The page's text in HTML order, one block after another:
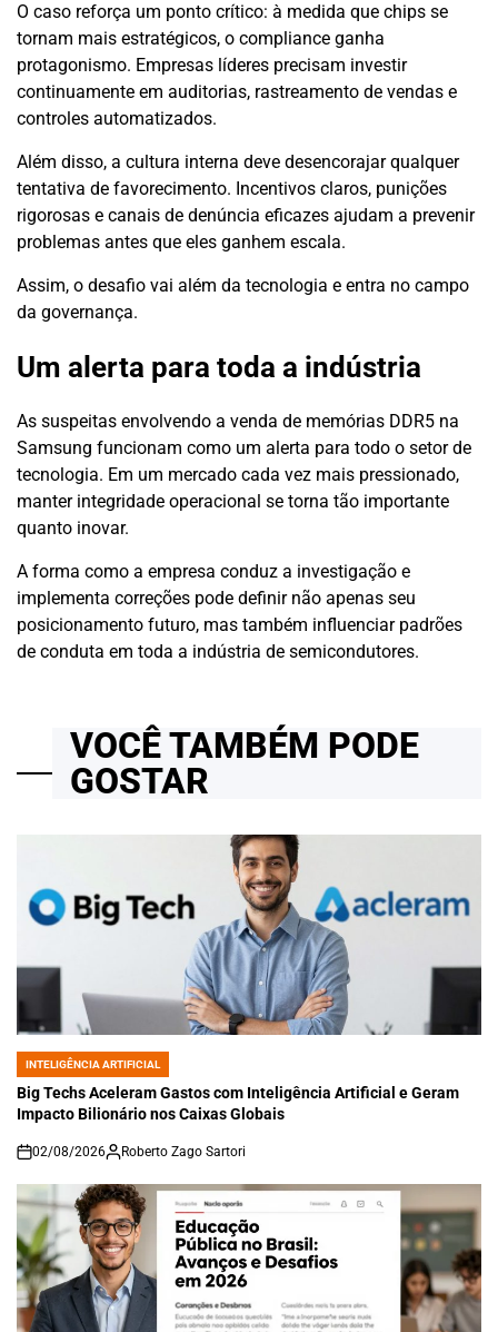
O caso reforça um ponto crítico: à medida que chips se
tornam mais estratégicos, o compliance ganha
protagonismo. Empresas líderes precisam investir
continuamente em auditorias, rastreamento de vendas e
controles automatizados.
Além disso, a cultura interna deve desencorajar qualquer
tentativa de favorecimento. Incentivos claros, punições
rigorosas e canais de denúncia eficazes ajudam a prevenir
problemas antes que eles ganhem escala.
Assim, o desafio vai além da tecnologia e entra no campo
da governança.
Um alerta para toda a indústria
As suspeitas envolvendo a venda de memórias DDR5 na
Samsung funcionam como um alerta para todo o setor de
tecnologia. Em um mercado cada vez mais pressionado,
manter integridade operacional se torna tão importante
quanto inovar.
A forma como a empresa conduz a investigação e
implementa correções pode definir não apenas seu
posicionamento futuro, mas também influenciar padrões
de conduta em toda a indústria de semicondutores.
VOCÊ TAMBÉM PODE
GOSTAR
POSTED
IN
INTELIGÊNCIA ARTIFICIAL
Big Techs Aceleram Gastos com Inteligência Artificial e Geram
Impacto Bilionário nos Caixas Globais
on
02/08/2026 Roberto Zago Sartori